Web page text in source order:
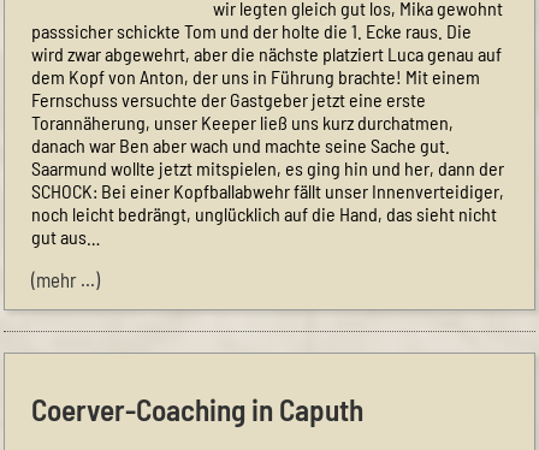
wir legten gleich gut los, Mika gewohnt
passsicher schickte Tom und der holte die 1. Ecke raus. Die
wird zwar abgewehrt, aber die nächste platziert Luca genau auf
dem Kopf von Anton, der uns in Führung brachte! Mit einem
Fernschuss versuchte der Gastgeber jetzt eine erste
Torannäherung, unser Keeper ließ uns kurz durchatmen,
danach war Ben aber wach und machte seine Sache gut.
Saarmund wollte jetzt mitspielen, es ging hin und her, dann der
SCHOCK: Bei einer Kopfballabwehr fällt unser Innenverteidiger,
noch leicht bedrängt, unglücklich auf die Hand, das sieht nicht
gut aus…
(mehr …)
Coerver-Coaching in Caputh